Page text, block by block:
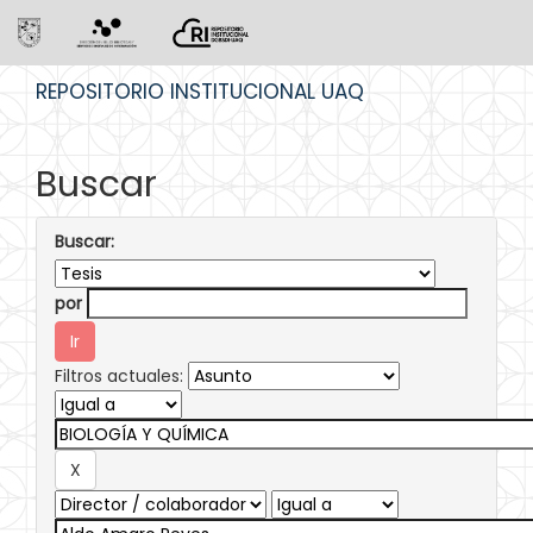
REPOSITORIO INSTITUCIONAL UAQ
Buscar
Buscar:
por
Filtros actuales: